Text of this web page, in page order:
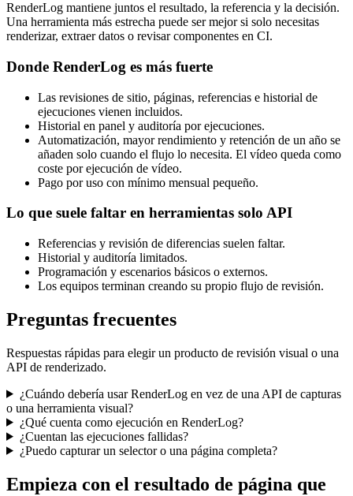
RenderLog mantiene juntos el resultado, la referencia y la decisión.
Una herramienta más estrecha puede ser mejor si solo necesitas
renderizar, extraer datos o revisar componentes en CI.
Donde RenderLog es más fuerte
Las revisiones de sitio, páginas, referencias e historial de
ejecuciones vienen incluidos.
Historial en panel y auditoría por ejecuciones.
Automatización, mayor rendimiento y retención de un año se
añaden solo cuando el flujo lo necesita. El vídeo queda como
coste por ejecución de vídeo.
Pago por uso con mínimo mensual pequeño.
Lo que suele faltar en herramientas solo API
Referencias y revisión de diferencias suelen faltar.
Historial y auditoría limitados.
Programación y escenarios básicos o externos.
Los equipos terminan creando su propio flujo de revisión.
Preguntas frecuentes
Respuestas rápidas para elegir un producto de revisión visual o una
API de renderizado.
¿Cuándo debería usar RenderLog en vez de una API de capturas
o una herramienta visual?
¿Qué cuenta como ejecución en RenderLog?
¿Cuentan las ejecuciones fallidas?
¿Puedo capturar un selector o una página completa?
Empieza con el resultado de página que